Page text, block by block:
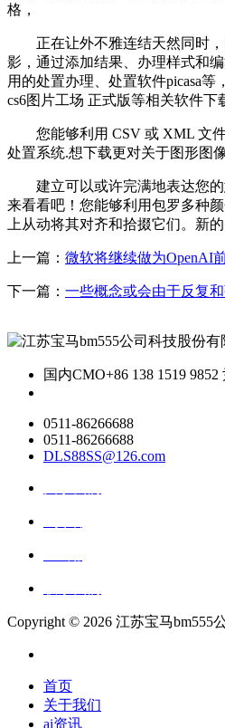
格，
正在让外不雅连结天然同时，
影，通过添加结果、办理样式和
用的处置办理、处置软件picasa
cs6图片工场 正式版等相关软件下
您能够利用 CSV 或 XML 文件
处置系统.想下载更对关于图形图
建立可以或许完满地表达您的
来看看吧！您能够利用包罗多种
上从动将其对齐和拾掇它们。新
上一篇： 微软将继续做为OpenAI
下一篇： 一些概念或会由于反复
国内CMO+86 138 1519 9852
0511-86266688
0511-86266688
DLS88SS@126.com
Copyright © 2026 江苏宝马bm555
首页
关于我们
ai资讯